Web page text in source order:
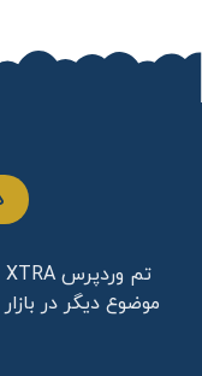
موضوع دیگر در